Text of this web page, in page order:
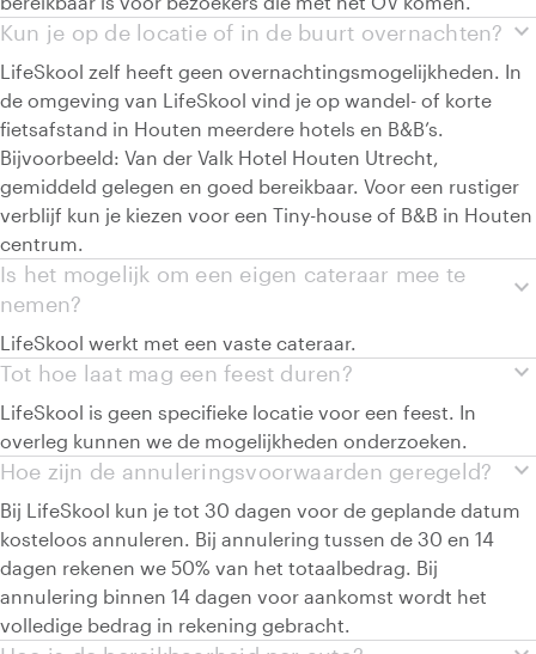
expand_more
Kun je op de locatie of in de buurt overnachten?
LifeSkool zelf heeft geen overnachtingsmogelijkheden. In
de omgeving van LifeSkool vind je op wandel- of korte
fietsafstand in Houten meerdere hotels en B&B’s.
Bijvoorbeeld: Van der Valk Hotel Houten Utrecht,
gemiddeld gelegen en goed bereikbaar. Voor een rustiger
verblijf kun je kiezen voor een Tiny-house of B&B in Houten
centrum.
expand_more
Is het mogelijk om een eigen cateraar mee te
nemen?
LifeSkool werkt met een vaste cateraar.
expand_more
Tot hoe laat mag een feest duren?
LifeSkool is geen specifieke locatie voor een feest. In
overleg kunnen we de mogelijkheden onderzoeken.
expand_more
Hoe zijn de annuleringsvoorwaarden geregeld?
Bij LifeSkool kun je tot 30 dagen voor de geplande datum
kosteloos annuleren. Bij annulering tussen de 30 en 14
dagen rekenen we 50% van het totaalbedrag. Bij
annulering binnen 14 dagen voor aankomst wordt het
volledige bedrag in rekening gebracht.